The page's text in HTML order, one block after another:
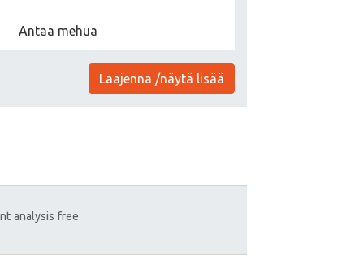
Antaa mehua
Laajenna /näytä lisää
analysis free